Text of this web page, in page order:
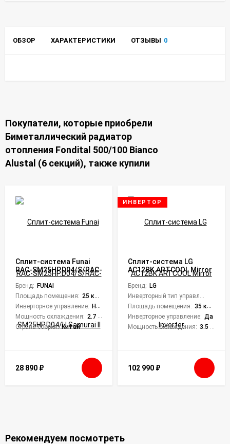
ОБЗОР ХАРАКТЕРИСТИКИ ОТЗЫВЫ 0
Покупатели, которые приобрели
Биметаллический радиатор
отопления Fondital 500/100 Bianco
Alustal (6 секций), также купили
Сплит-система Funai
RAC-SM25HP.D04/S/RAC-
SM25HP.D04/U Samurai II
Бренд: FUNAI
Площадь помещения: 25 кв. м.
Инверторное управление: Нет
Мощность охлаждения: 2.7 кВт
Страна сборки: Китай
28 890 ₽
ИНВЕРТОР
Сплит-система LG
AC12BK ARTCOOL Mirror
Inverter
Бренд: LG
Инверторный тип управления:
Площадь помещения: 35 кв. м.
Инверторное управление: Да
Мощность охлаждения: 3.5 кВт
102 990 ₽
Рекомендуем посмотреть